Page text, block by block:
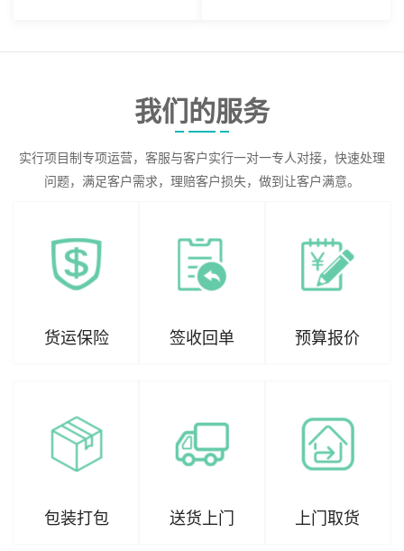
我们的服务
实行项目制专项运营，客服与客户实行一对一专人对接，快速处理
问题，满足客户需求，理赔客户损失，做到让客户满意。
货运保险 签收回单 预算报价
包装打包 送货上门 上门取货